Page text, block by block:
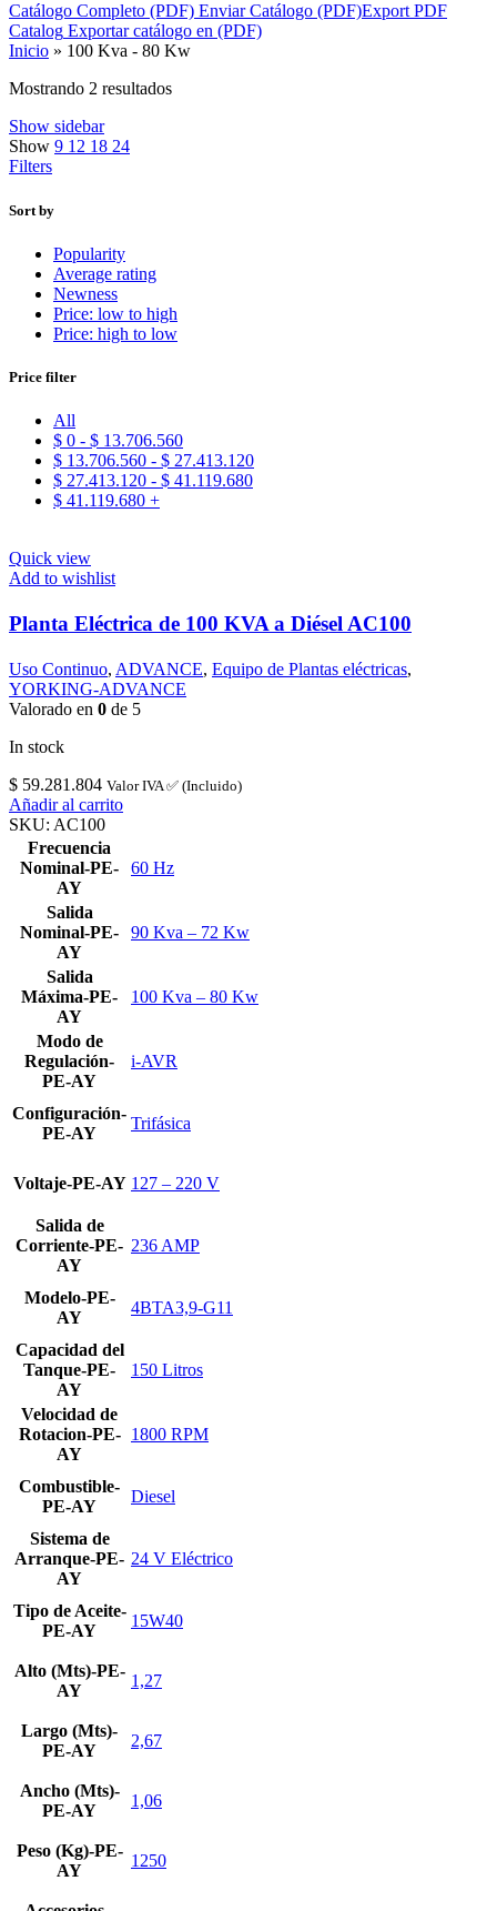
Catálogo Completo (PDF) Enviar Catálogo (PDF)Export PDF
Catalog Exportar catálogo en (PDF)
Inicio » 100 Kva - 80 Kw
Mostrando 2 resultados
Show sidebar
Show 9 12 18 24
Filters
Sort by
Popularity
Average rating
Newness
Price: low to high
Price: high to low
Price filter
All
$ 0 - $ 13.706.560
$ 13.706.560 - $ 27.413.120
$ 27.413.120 - $ 41.119.680
$ 41.119.680 +
Quick view
Add to wishlist
Planta Eléctrica de 100 KVA a Diésel AC100
Uso Continuo, ADVANCE, Equipo de Plantas eléctricas,
YORKING-ADVANCE
Valorado en 0 de 5
In stock
$ 59.281.804 Valor IVA ✅ (Incluido)
Añadir al carrito
SKU: AC100
Frecuencia
Nominal-PE-
AY
60 Hz
Salida
Nominal-PE-
AY
90 Kva – 72 Kw
Salida
Máxima-PE-
AY
100 Kva – 80 Kw
Modo de
Regulación-
PE-AY
i-AVR
Configuración-
PE-AY
Trifásica
Voltaje-PE-AY 127 – 220 V
Salida de
Corriente-PE-
AY
236 AMP
Modelo-PE-
AY
4BTA3,9-G11
Capacidad del
Tanque-PE-
AY
150 Litros
Velocidad de
Rotacion-PE-
AY
1800 RPM
Combustible-
PE-AY
Diesel
Sistema de
Arranque-PE-
AY
24 V Eléctrico
Tipo de Aceite-
PE-AY
15W40
Alto (Mts)-PE-
AY
1,27
Largo (Mts)-
PE-AY
2,67
Ancho (Mts)-
PE-AY
1,06
Peso (Kg)-PE-
AY
1250